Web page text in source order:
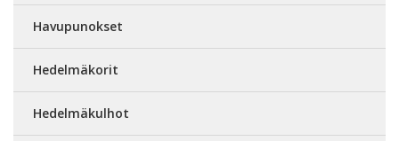
Havupunokset
Hedelmäkorit
Hedelmäkulhot